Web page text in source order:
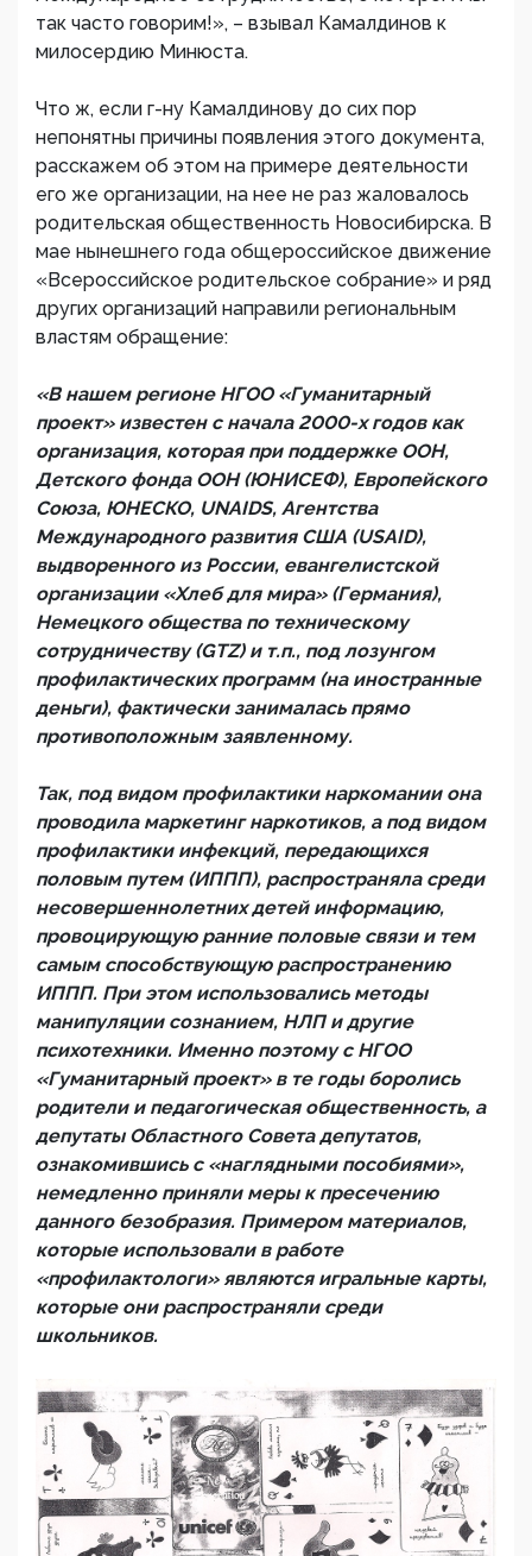
так часто говорим!», – взывал Камалдинов к
милосердию Минюста.
Что ж, если г-ну Камалдинову до сих пор
непонятны причины появления этого документа,
расскажем об этом на примере деятельности
его же организации, на нее не раз жаловалось
родительская общественность Новосибирска. В
мае нынешнего года общероссийское движение
«Всероссийское родительское собрание» и ряд
других организаций направили региональным
властям обращение:
«В нашем регионе НГОО «Гуманитарный
проект» известен с начала 2000-х годов как
организация, которая при поддержке ООН,
Детского фонда ООН (ЮНИСЕФ), Европейского
Союза, ЮНЕСКО, UNAIDS, Агентства
Международного развития США (USAID),
выдворенного из России, евангелистской
организации «Хлеб для мира» (Германия),
Немецкого общества по техническому
сотрудничеству (GTZ) и т.п., под лозунгом
профилактических программ (на иностранные
деньги), фактически занималась прямо
противоположным заявленному.
Так, под видом профилактики наркомании она
проводила маркетинг наркотиков, а под видом
профилактики инфекций, передающихся
половым путем (ИППП), распространяла среди
несовершеннолетних детей информацию,
провоцирующую ранние половые связи и тем
самым способствующую распространению
ИППП. При этом использовались методы
манипуляции сознанием, НЛП и другие
психотехники. Именно поэтому с НГОО
«Гуманитарный проект» в те годы боролись
родители и педагогическая общественность, а
депутаты Областного Совета депутатов,
ознакомившись с «наглядными пособиями»,
немедленно приняли меры к пресечению
данного безобразия. Примером материалов,
которые использовали в работе
«профилактологи» являются игральные карты,
которые они распространяли среди
школьников.